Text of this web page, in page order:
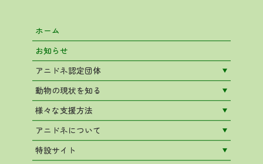
ホーム
お知らせ
アニドネ認定団体
動物の現状を知る
様々な支援方法
アニドネについて
特設サイト